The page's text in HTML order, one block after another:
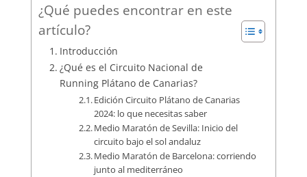
¿Qué puedes encontrar en este
artículo?
Introducción
¿Qué es el Circuito Nacional de
Running Plátano de Canarias?
Edición Circuito Plátano de Canarias
2024: lo que necesitas saber
Medio Maratón de Sevilla: Inicio del
circuito bajo el sol andaluz
Medio Maratón de Barcelona: corriendo
junto al mediterráneo